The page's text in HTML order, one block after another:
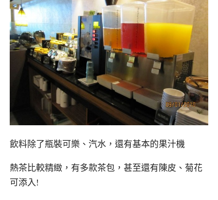
飲料除了瓶裝可樂、汽水，還有基本的果汁機
熱茶比較精緻，有多款茶包，甚至還有陳皮、菊花
可添入!